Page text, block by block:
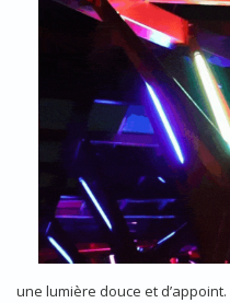
une lumière douce et d’appoint.